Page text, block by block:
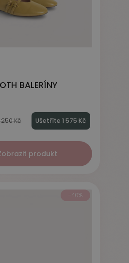
BALERÍNY
Kč Ušetříte 1 575 Kč
produkt
-40%